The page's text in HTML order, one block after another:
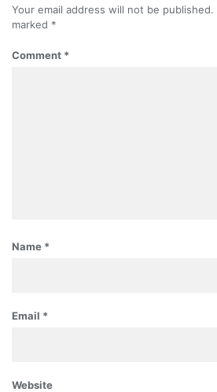
Your email address will not be published.
marked *
Comment *
Name *
Email *
Website